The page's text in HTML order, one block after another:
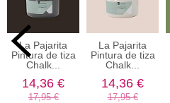
La Pajarita
Pintura de tiza
Chalk...
14,36 €
17,95 €
La Pajarita
Pintura de tiza
Chalk...
14,36 €
17,95 €